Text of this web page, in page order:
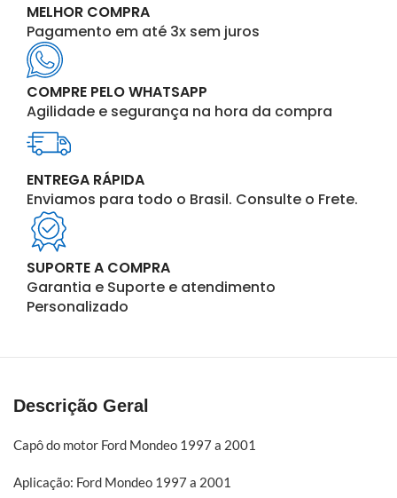
MELHOR COMPRA
Pagamento em até 3x sem juros
COMPRE PELO WHATSAPP
Agilidade e segurança na hora da compra
ENTREGA RÁPIDA
Enviamos para todo o Brasil. Consulte o Frete.
SUPORTE A COMPRA
Garantia e Suporte e atendimento
Personalizado
Descrição Geral
Capô do motor Ford Mondeo 1997 a 2001
Aplicação: Ford Mondeo 1997 a 2001